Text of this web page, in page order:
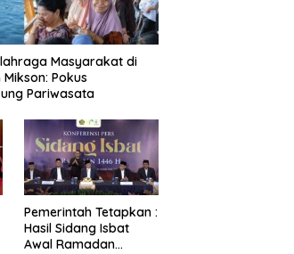
Masyarakat di
Pokus
Pariwasata
Pemerintah Tetapkan :
Hasil Sidang Isbat
Awal Ramadan